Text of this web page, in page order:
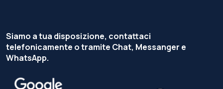
Siamo a tua disposizione, contattaci
telefonicamente o tramite Chat, Messanger e
WhatsApp.